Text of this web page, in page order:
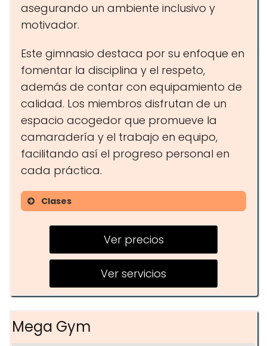
asegurando un ambiente inclusivo y
motivador.
Este gimnasio destaca por su enfoque en
fomentar la disciplina y el respeto,
además de contar con equipamiento de
calidad. Los miembros disfrutan de un
espacio acogedor que promueve la
camaradería y el trabajo en equipo,
facilitando así el progreso personal en
cada práctica.
Clases
Karate
Defensa Personal
Ver precios
Ver servicios
Mega Gym